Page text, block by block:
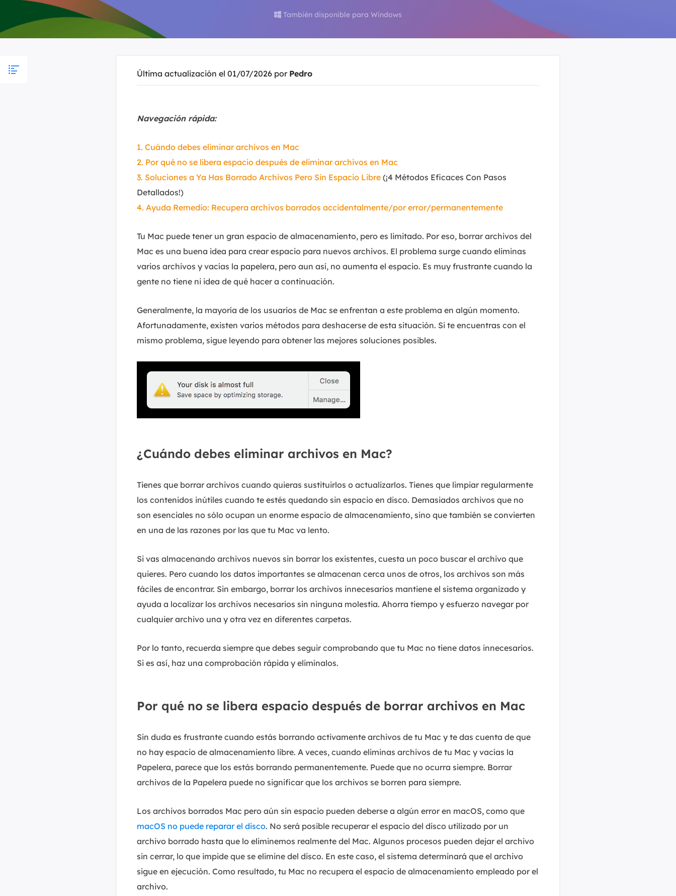
Video Editor
Editor de videos intuitivo.
Convertidor de video y audio.
Eliminador de voces online gratis.
MakeMyAudio
Grabador y convertidor de audio.
 También disponible para Windows
Última actualización el 01/07/2026 por Pedro
Navegación rápida:
1. Cuándo debes eliminar archivos en Mac
2. Por qué no se libera espacio después de eliminar archivos en Mac
3. Soluciones a Ya Has Borrado Archivos Pero Sin Espacio Libre (¡4 Métodos Eficaces Con Pasos
Detallados!)
4. Ayuda Remedio: Recupera archivos borrados accidentalmente/por error/permanentemente
Tu Mac puede tener un gran espacio de almacenamiento, pero es limitado. Por eso, borrar archivos del
Mac es una buena idea para crear espacio para nuevos archivos. El problema surge cuando eliminas
varios archivos y vacías la papelera, pero aun así, no aumenta el espacio. Es muy frustrante cuando la
gente no tiene ni idea de qué hacer a continuación.
Generalmente, la mayoría de los usuarios de Mac se enfrentan a este problema en algún momento.
Afortunadamente, existen varios métodos para deshacerse de esta situación. Si te encuentras con el
mismo problema, sigue leyendo para obtener las mejores soluciones posibles.
¿Cuándo debes eliminar archivos en Mac?
Tienes que borrar archivos cuando quieras sustituirlos o actualizarlos. Tienes que limpiar regularmente
los contenidos inútiles cuando te estés quedando sin espacio en disco. Demasiados archivos que no
son esenciales no sólo ocupan un enorme espacio de almacenamiento, sino que también se convierten
en una de las razones por las que tu Mac va lento.
Si vas almacenando archivos nuevos sin borrar los existentes, cuesta un poco buscar el archivo que
quieres. Pero cuando los datos importantes se almacenan cerca unos de otros, los archivos son más
fáciles de encontrar. Sin embargo, borrar los archivos innecesarios mantiene el sistema organizado y
ayuda a localizar los archivos necesarios sin ninguna molestia. Ahorra tiempo y esfuerzo navegar por
cualquier archivo una y otra vez en diferentes carpetas.
Por lo tanto, recuerda siempre que debes seguir comprobando que tu Mac no tiene datos innecesarios.
Si es así, haz una comprobación rápida y elimínalos.
Por qué no se libera espacio después de borrar archivos en Mac
Sin duda es frustrante cuando estás borrando activamente archivos de tu Mac y te das cuenta de que
no hay espacio de almacenamiento libre. A veces, cuando eliminas archivos de tu Mac y vacías la
Papelera, parece que los estás borrando permanentemente. Puede que no ocurra siempre. Borrar
archivos de la Papelera puede no significar que los archivos se borren para siempre.
Los archivos borrados Mac pero aún sin espacio pueden deberse a algún error en macOS, como que
macOS no puede reparar el disco. No será posible recuperar el espacio del disco utilizado por un
archivo borrado hasta que lo eliminemos realmente del Mac. Algunos procesos pueden dejar el archivo
sin cerrar, lo que impide que se elimine del disco. En este caso, el sistema determinará que el archivo
sigue en ejecución. Como resultado, tu Mac no recupera el espacio de almacenamiento empleado por el
archivo.